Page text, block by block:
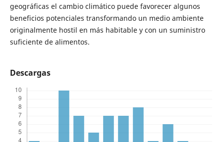
geográficas el cambio climático puede favorecer algunos
beneficios potenciales transformando un medio ambiente
originalmente hostil en más habitable y con un suministro
suficiente de alimentos.
Descargas